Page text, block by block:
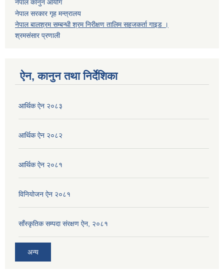
नेपाल कानुन आयोग
नेपाल सरकार गृह मन्त्रालय
नेपाल बालश्रम सम्बन्धी श्रम निरीक्षण तालिम सहजकर्ता गाइड ।
श्रमसंसार प्रणाली
ऐन, कानुन तथा निर्देशिका
आर्थिक ऐन २०८३
आर्थिक ऐन २०८२
आर्थिक ऐन २०८१
विनियोजन ऐन २०८१
साँस्कृतिक सम्पदा संरक्षण ऐन, २०८१
अन्य